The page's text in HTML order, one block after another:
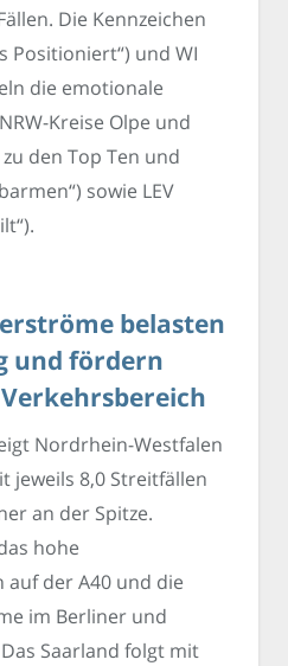
Die Kennzeichen
Positioniert“) und WI
die emotionale
Kreise Olpe und
den Top Ten und
sowie LEV
belasten
und fördern
Nordrhein-Westfalen
jeweils 8,0 Streitfällen
an der Spitze.
hohe
der A40 und die
im Berliner und
Saarland folgt mit